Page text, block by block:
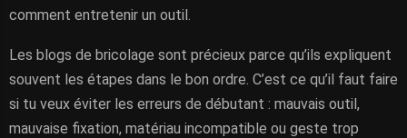
comment entretenir un outil.
Les blogs de bricolage sont précieux parce qu’ils expliquent
souvent les étapes dans le bon ordre. C’est ce qu’il faut faire
si tu veux éviter les erreurs de débutant : mauvais outil,
mauvaise fixation, matériau incompatible ou geste trop